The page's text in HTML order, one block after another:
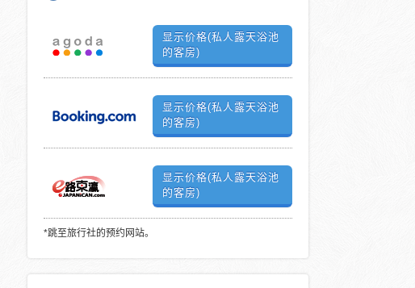
显示价格(私人露天浴池
的客房)
显示价格(私人露天浴池
的客房)
显示价格(私人露天浴池
的客房)
*跳至旅行社的预约网站。